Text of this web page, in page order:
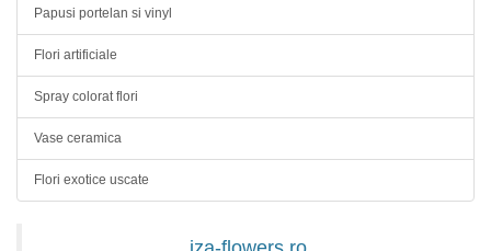
Papusi portelan si vinyl
Flori artificiale
Spray colorat flori
Vase ceramica
Flori exotice uscate